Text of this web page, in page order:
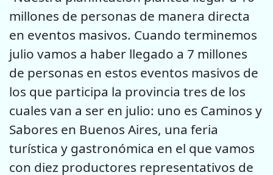
millones de personas de manera directa
en eventos masivos. Cuando terminemos
julio vamos a haber llegado a 7 millones
de personas en estos eventos masivos de
los que participa la provincia tres de los
cuales van a ser en julio: uno es Caminos y
Sabores en Buenos Aires, una feria
turística y gastronómica en el que vamos
con diez productores representativos de